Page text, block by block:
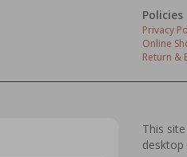
Policies
Privacy
Online
Return &
This